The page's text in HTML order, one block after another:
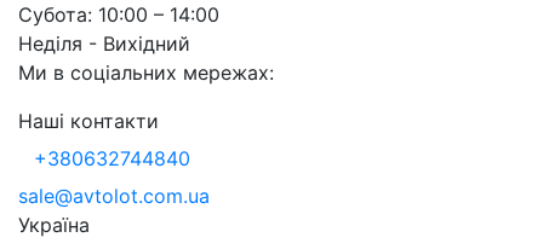
Субота: 10:00 – 14:00
Неділя - Вихідний
Ми в соціальних мережах:
Наші контакти
+380632744840
sale@avtolot.com.ua
Українa